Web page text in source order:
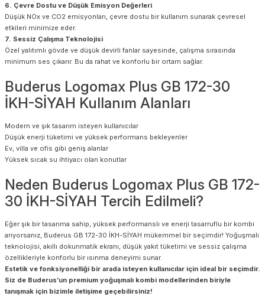
6. Çevre Dostu ve Düşük Emisyon Değerleri
Düşük NOx ve CO2 emisyonları, çevre dostu bir kullanım sunarak çevresel
etkileri minimize eder.
7. Sessiz Çalışma Teknolojisi
Özel yalıtımlı gövde ve düşük devirli fanlar sayesinde, çalışma sırasında
minimum ses çıkarır. Bu da rahat ve konforlu bir ortam sağlar.
Buderus Logomax Plus GB 172-30
İKH-SİYAH Kullanım Alanları
Modern ve şık tasarım isteyen kullanıcılar
Düşük enerji tüketimi ve yüksek performans bekleyenler
Ev, villa ve ofis gibi geniş alanlar
Yüksek sıcak su ihtiyacı olan konutlar
Neden Buderus Logomax Plus GB 172-
30 İKH-SİYAH Tercih Edilmeli?
Eğer şık bir tasarıma sahip, yüksek performanslı ve enerji tasarruflu bir kombi
arıyorsanız, Buderus GB 172-30 İKH-SİYAH mükemmel bir seçimdir! Yoğuşmalı
teknolojisi, akıllı dokunmatik ekranı, düşük yakıt tüketimi ve sessiz çalışma
özellikleriyle konforlu bir ısınma deneyimi sunar.
Estetik ve fonksiyonelliği bir arada isteyen kullanıcılar için ideal bir seçimdir.
Siz de Buderus’un premium yoğuşmalı kombi modellerinden biriyle
tanışmak için bizimle iletişime geçebilirsiniz!